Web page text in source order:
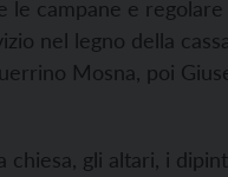
le campane e regolare
nel legno della cassa
Mosna, poi
gli altari, i